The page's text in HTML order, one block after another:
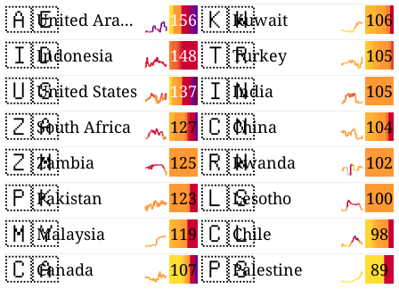
🇦🇪 156
United Arab Emirates
🇮🇩 148
Indonesia
🇺🇸 137
United States
🇿🇦 127
South Africa
🇿🇲 125
Zambia
🇵🇰 123
Pakistan
🇲🇾 119
Malaysia
🇨🇦 107
Canada
🇰🇼 106
Kuwait
🇹🇷 105
Turkey
🇮🇳 105
India
🇨🇳 104
China
🇷🇼 102
Rwanda
🇱🇸 100
Lesotho
🇨🇱 98
Chile
🇵🇸 89
Palestine